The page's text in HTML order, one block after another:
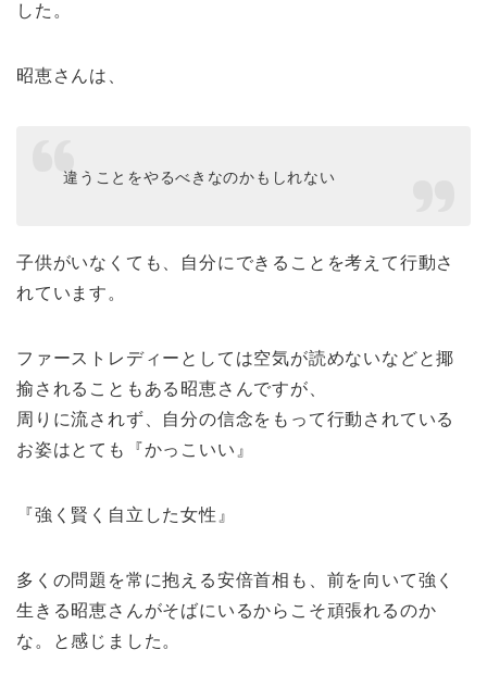
した。
昭恵さんは、
違うことをやるべきなのかもしれない
子供がいなくても、自分にできることを考えて行動さ
れています。
ファーストレディーとしては空気が読めないなどと揶
揄されることもある昭恵さんですが、
周りに流されず、自分の信念をもって行動されている
お姿はとても『かっこいい』
『強く賢く自立した女性』
多くの問題を常に抱える安倍首相も、前を向いて強く
生きる昭恵さんがそばにいるからこそ頑張れるのか
な。と感じました。